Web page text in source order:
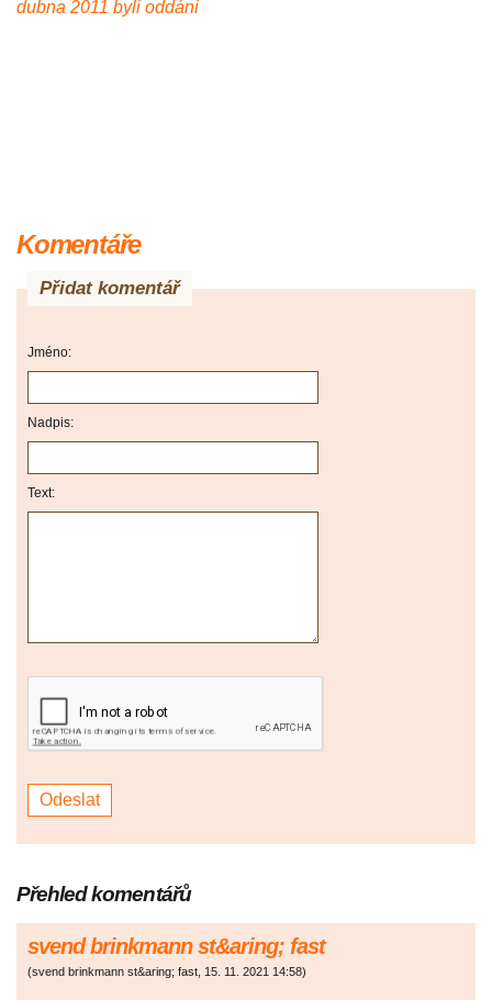
dubna 2011 byli oddáni
Komentáře
Přidat komentář
Jméno:
Nadpis:
Text:
Přehled komentářů
svend brinkmann st&aring; fast
(svend brinkmann st&aring; fast, 15. 11. 2021 14:58)